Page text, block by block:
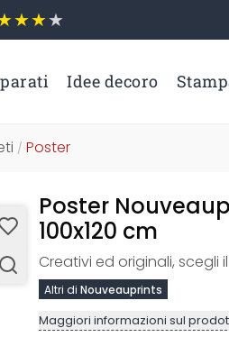
Idee decoro
/ Poster
Poster
100x120 cm
Creativi ed originali, scegli
Altri di Nouveauprints
Maggiori informazioni sul